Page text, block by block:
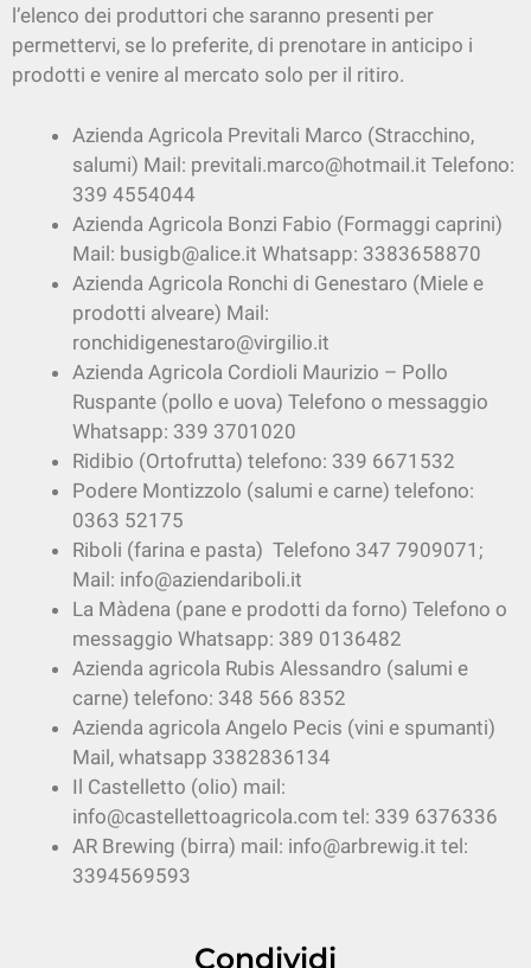
l’elenco dei produttori che saranno presenti per
permettervi, se lo preferite, di prenotare in anticipo i
prodotti e venire al mercato solo per il ritiro.
Azienda Agricola Previtali Marco (Stracchino,
salumi) Mail: previtali.marco@hotmail.it Telefono:
339 4554044
Azienda Agricola Bonzi Fabio (Formaggi caprini)
Mail: busigb@alice.it Whatsapp: 3383658870
Azienda Agricola Ronchi di Genestaro (Miele e
prodotti alveare) Mail:
ronchidigenestaro@virgilio.it
Azienda Agricola Cordioli Maurizio – Pollo
Ruspante (pollo e uova) Telefono o messaggio
Whatsapp: 339 3701020
Ridibio (Ortofrutta) telefono: 339 6671532
Podere Montizzolo (salumi e carne) telefono:
0363 52175
Riboli (farina e pasta) Telefono 347 7909071;
Mail: info@aziendariboli.it
La Màdena (pane e prodotti da forno) Telefono o
messaggio Whatsapp: 389 0136482
Azienda agricola Rubis Alessandro (salumi e
carne) telefono: 348 566 8352
Azienda agricola Angelo Pecis (vini e spumanti)
Mail, whatsapp 3382836134
Il Castelletto (olio) mail:
info@castellettoagricola.com tel: 339 6376336
AR Brewing (birra) mail: info@arbrewig.it tel:
3394569593
Condividi